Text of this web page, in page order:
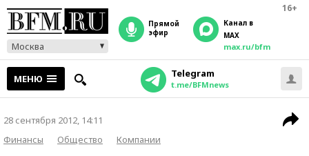
16+
Москва
прямой
эфир
Канал в
MAX
max.ru/bfm
МЕНЮ Telegram
t.me/BFMnews
28 сентября 2012, 14:11
Финансы
Общество Компании